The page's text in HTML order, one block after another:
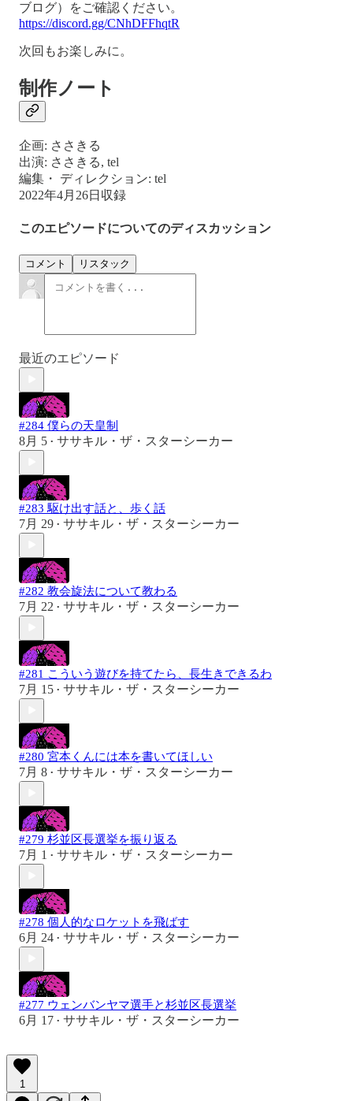
ブログ）をご確認ください。
https://discord.gg/CNhDFFhqtR
次回もお楽しみに。
制作ノート
企画: ささきる
出演: ささきる, tel
編集・ ディレクション: tel
2022年4月26日収録
このエピソードについてのディスカッション
コメント リスタック
最近のエピソード
#284 僕らの天皇制
8月 5 • ササキル・ザ・スターシーカー
#283 駆け出す話と、歩く話
7月 29 • ササキル・ザ・スターシーカー
#282 教会旋法について教わる
7月 22 • ササキル・ザ・スターシーカー
#281 こういう遊びを持てたら、長生きできるわ
7月 15 • ササキル・ザ・スターシーカー
#280 宮本くんには本を書いてほしい
7月 8 • ササキル・ザ・スターシーカー
#279 杉並区長選挙を振り返る
7月 1 • ササキル・ザ・スターシーカー
#278 個人的なロケットを飛ばす
6月 24 • ササキル・ザ・スターシーカー
#277 ウェンバンヤマ選手と杉並区長選挙
6月 17 • ササキル・ザ・スターシーカー
1